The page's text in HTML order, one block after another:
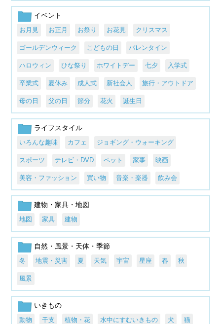
イベント
お月見 お正月 お祭り お花見 クリスマス
ゴールデンウィーク こどもの日 バレンタイン
ハロウィン ひな祭り ホワイトデー 七夕 入学式
卒業式 夏休み 成人式 新社会人 旅行・アウトドア
母の日 父の日 節分 花火 誕生日
ライフスタイル
いろんな趣味 カフェ ジョギング・ウォーキング
スポーツ テレビ・DVD ペット 家事 映画
美容・ファッション 買い物 音楽・楽器 飲み会
建物・家具・地図
地図 家具 建物
自然・風景・天体・季節
冬 地震・災害 夏 天気 宇宙 星座 春 秋
風景
いきもの
動物 干支 植物・花 水中にすむいきもの 犬 猫